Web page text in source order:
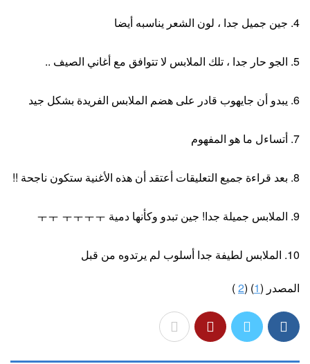
4. جين جميل جدا ، لون الشعر يناسبه أيضا
5. الجو حار جدا ، تلك الملابس لا تتوافق مع أغاني الصيف ..
6. يبدو أن جايهوب قادر على هضم الملابس الفريدة بشكل جيد
7. أتساءل ما هو المفهوم
8. بعد قراءة جميع التعليقات أعتقد أن هذه الأغنية ستكون ناجحة !!
9. الملابس جميلة جدا! جين تبدو وكأنها دمية ㅜㅜ ㅜㅜㅜㅜ
10. الملابس لطيفة جدا أسلوب لم يرتدوه من قبل
المصدر (1
) (
2
)